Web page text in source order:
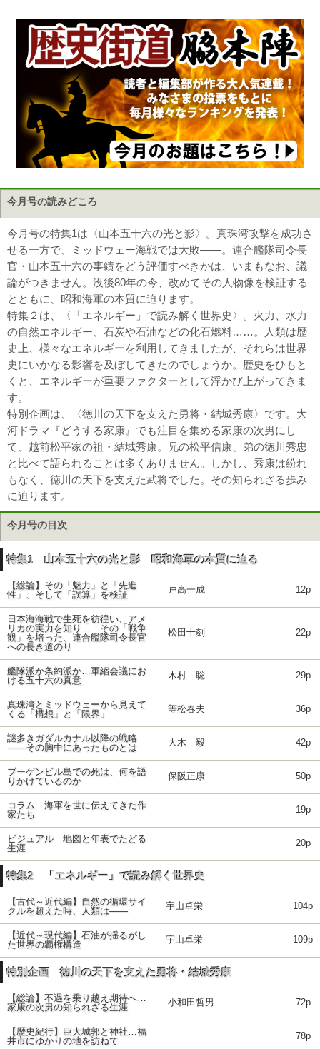
今月号の読みどころ
今月号の特集1は〈山本五十六の光と影〉。真珠湾攻撃を成功さ
せる一方で、ミッドウェー海戦では大敗――。連合艦隊司令長
官・山本五十六の事績をどう評価すべきかは、いまもなお、議
論がつきません。没後80年の今、改めてその人物像を検証する
とともに、昭和海軍の本質に迫ります。
特集２は、〈「エネルギー」で読み解く世界史〉。火力、水力
の自然エネルギー、石炭や石油などの化石燃料……。人類は歴
史上、様々なエネルギーを利用してきましたが、それらは世界
史にいかなる影響を及ぼしてきたのでしょうか。歴史をひもと
くと、エネルギーが重要ファクターとして浮かび上がってきま
す。
特別企画は、〈徳川の天下を支えた勇将・結城秀康〉です。大
河ドラマ『どうする家康』でも注目を集める家康の次男にし
て、越前松平家の祖・結城秀康。兄の松平信康、弟の徳川秀忠
と比べて語られることは多くありません。しかし、秀康は紛れ
もなく、徳川の天下を支えた武将でした。その知られざる歩み
に迫ります。
今月号の目次
特集1 山本五十六の光と影 昭和海軍の本質に迫る
【総論】その「魅力」と「先進
性」、そして「誤算」を検証
戸高一成 12p
日本海海戦で生死を彷徨い、アメ
リカの実力を知り… その「戦争
観」を培った、連合艦隊司令長官
への長き道のり
松田十刻 22p
艦隊派か条約派か…軍縮会議にお
ける五十六の真意
木村 聡 29p
真珠湾とミッドウェーから見えて
くる「構想」と「限界」
等松春夫 36p
謎多きガダルカナル以降の戦略
――その胸中にあったものとは
大木 毅 42p
ブーゲンビル島での死は、何を語
りかけているのか
保阪正康 50p
コラム 海軍を世に伝えてきた作
家たち
19p
ビジュアル 地図と年表でたどる
生涯
20p
特集2 「エネルギー」で読み解く世界史
【古代～近代編】自然の循環サイ
クルを超えた時、人類は――
宇山卓栄 104p
【近代～現代編】石油が揺るがし
た世界の覇権構造
宇山卓栄 109p
特別企画 徳川の天下を支えた勇将・結城秀康
【総論】不遇を乗り越え期待へ…
家康の次男の知られざる生涯
小和田哲男 72p
【歴史紀行】巨大城郭と神社…福
井市にゆかりの地を訪ねて
78p